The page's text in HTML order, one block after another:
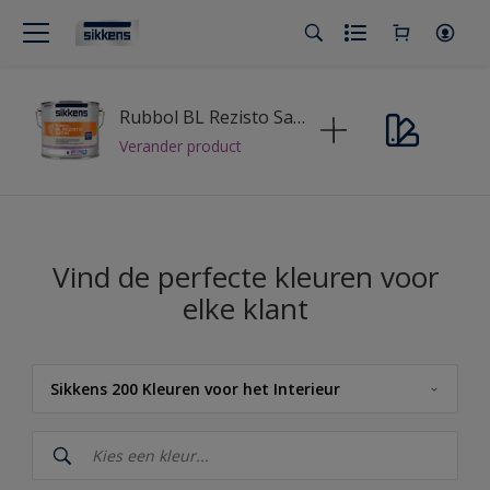
Rubbol BL Rezisto Satin
Verander product
Vind de perfecte kleuren voor
elke klant
Sikkens 200 Kleuren voor het Interieur
Sikkens